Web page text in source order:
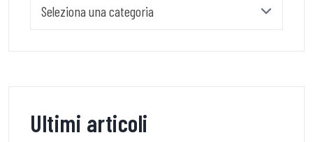
Ultimi articoli